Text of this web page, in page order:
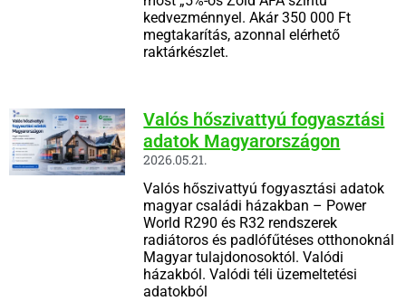
kedvezménnyel. Akár 350 000 Ft
megtakarítás, azonnal elérhető
raktárkészlet.
Valós hőszivattyú fogyasztási
adatok Magyarországon
2026.05.21.
Valós hőszivattyú fogyasztási adatok
magyar családi házakban – Power
World R290 és R32 rendszerek
radiátoros és padlófűtéses otthonoknál
Magyar tulajdonosoktól. Valódi
házakból. Valódi téli üzemeltetési
adatokból